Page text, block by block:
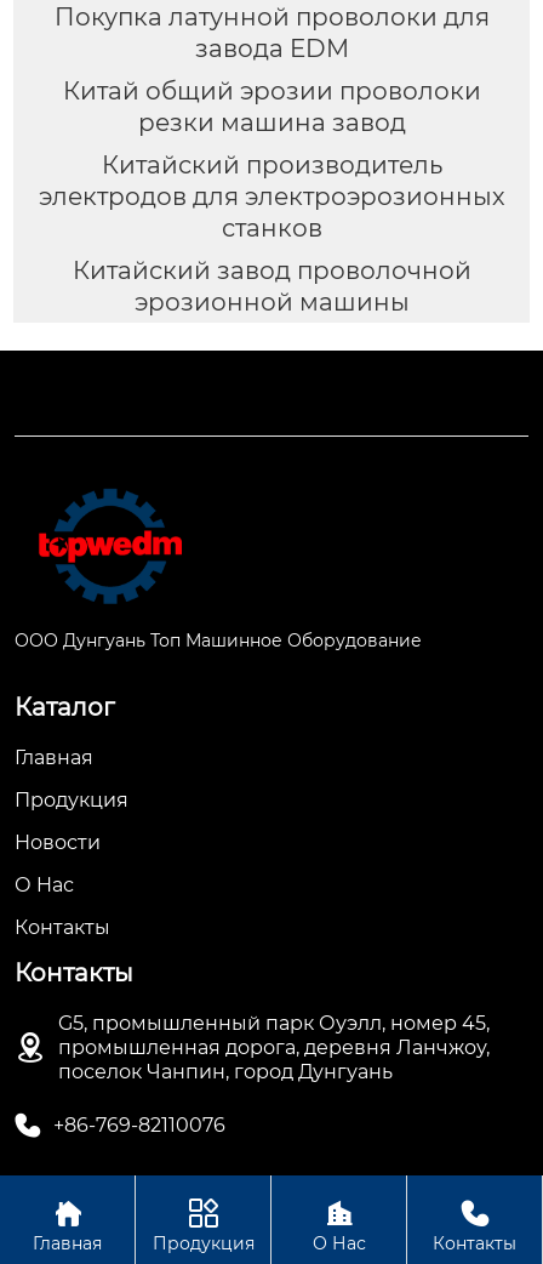
Покупка латунной проволоки для
завода EDM
Китай общий эрозии проволоки
резки машина завод
Китайский производитель
электродов для электроэрозионных
станков
Китайский завод проволочной
эрозионной машины
ООО Дунгуань Топ Машинное Оборудование
Каталог
Главная
Продукция
Новости
О Hас
Контакты
Контакты

G5, промышленный парк Оуэлл, номер 45,
промышленная дорога, деревня Ланчжоу,
поселок Чанпин, город Дунгуань
 +86-769-82110076
Авторское право©ООО Дунгуань Топ Машинное
Оборудование

Главная

Продукция

О Нас

Контакты